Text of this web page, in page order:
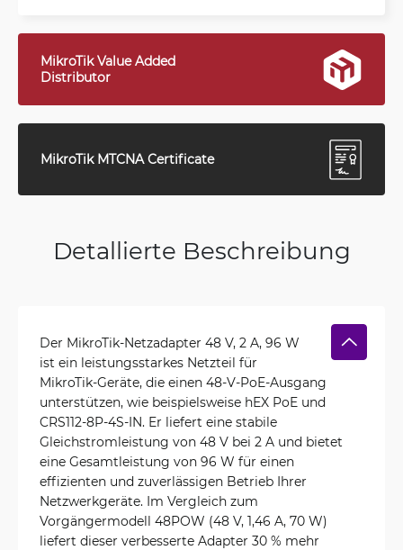
MikroTik Value Added
Distributor
MikroTik MTCNA Certificate
Detallierte Beschreibung
Der MikroTik-Netzadapter 48 V, 2 A, 96 W
ist ein leistungsstarkes Netzteil für
MikroTik-Geräte, die einen 48-V-PoE-Ausgang
unterstützen, wie beispielsweise hEX PoE und
CRS112-8P-4S-IN. Er liefert eine stabile
Gleichstromleistung von 48 V bei 2 A und bietet
eine Gesamtleistung von 96 W für einen
effizienten und zuverlässigen Betrieb Ihrer
Netzwerkgeräte. Im Vergleich zum
Vorgängermodell 48POW (48 V, 1,46 A, 70 W)
liefert dieser verbesserte Adapter 30 % mehr